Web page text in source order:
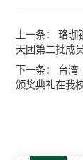
上一条：珞珈
天团第二批成
下一条： 台湾
颁奖典礼在我